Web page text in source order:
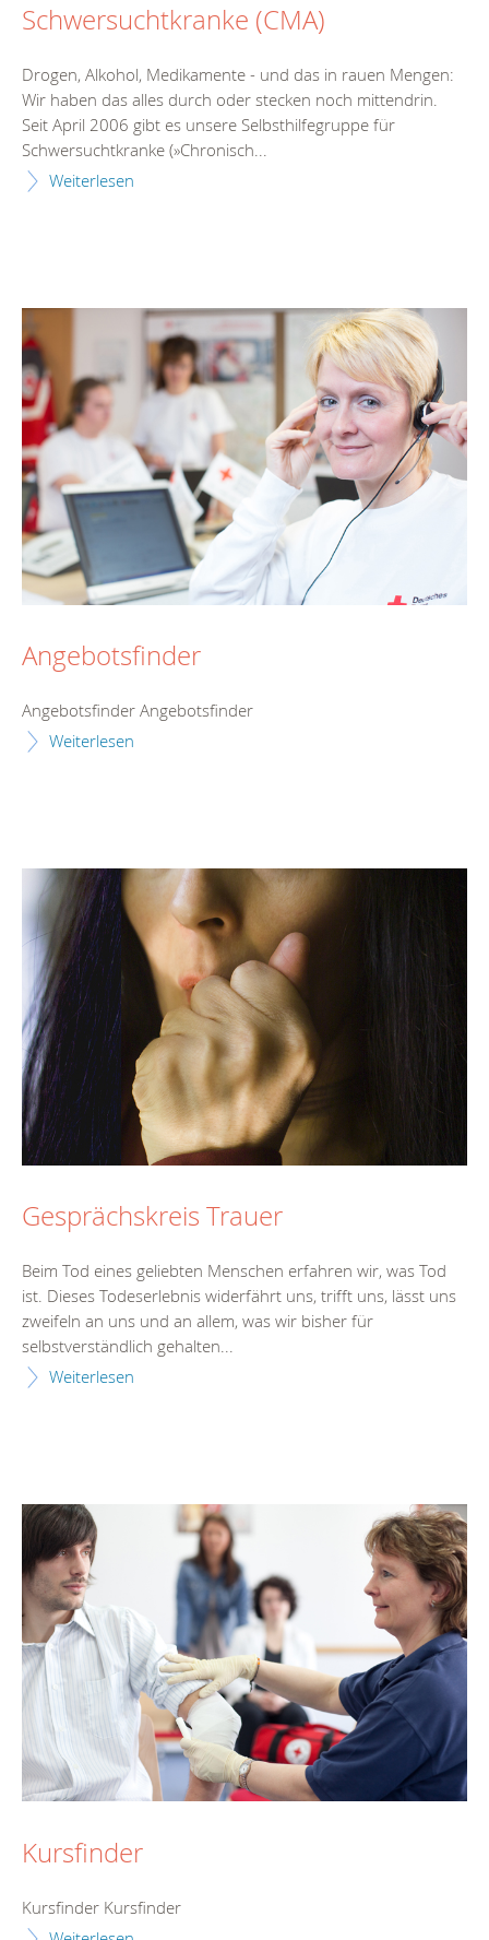
Schwersuchtkranke (CMA)
Drogen, Alkohol, Medikamente - und das in rauen Mengen:
Wir haben das alles durch oder stecken noch mittendrin.
Seit April 2006 gibt es unsere Selbsthilfegruppe für
Schwersuchtkranke (»Chronisch...
Weiterlesen
Angebotsfinder
Angebotsfinder Angebotsfinder
Weiterlesen
Gesprächskreis Trauer
Beim Tod eines geliebten Menschen erfahren wir, was Tod
ist. Dieses Todeserlebnis widerfährt uns, trifft uns, lässt uns
zweifeln an uns und an allem, was wir bisher für
selbstverständlich gehalten...
Weiterlesen
Kursfinder
Kursfinder Kursfinder